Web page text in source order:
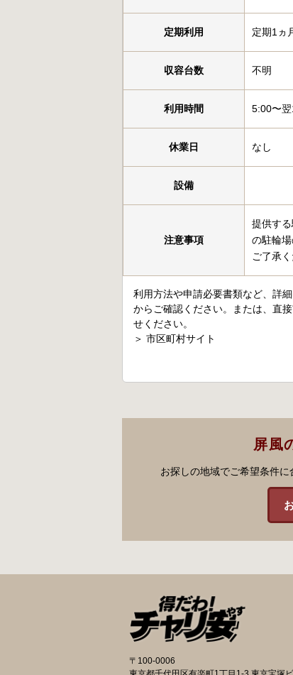
定期利用 定期1ヵ
収容台数 不明
利用時間 5:00〜
休業日 なし
設備
注意事項
提供す
の駐輪
ご了承く
利用方法や申請必要書類など、詳
からご確認ください。または、直
せください。
＞ 市区町村サイト
屏風
お探しの地域でご希望条件
〒100-0006